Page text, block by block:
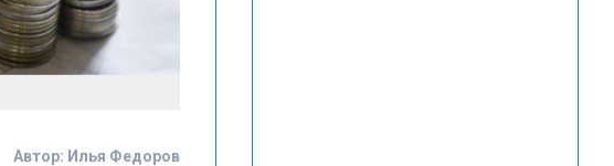
Автор: Илья Федоров